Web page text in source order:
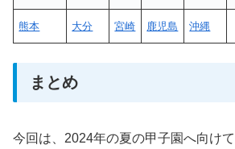
熊本 大分 宮崎 鹿児島 沖縄
まとめ
今回は、2024年の夏の甲子園へ向け